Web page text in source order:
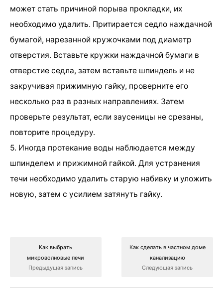
может стать причиной порыва прокладки, их
необходимо удалить. Притирается седло наждачной
бумагой, нарезанной кружочками под диаметр
отверстия. Вставьте кружки наждачной бумаги в
отверстие седла, затем вставьте шпиндель и не
закручивая прижимную гайку, проверните его
несколько раз в разных направлениях. Затем
проверьте результат, если заусеницы не срезаны,
повторите процедуру.
5. Иногда протекание воды наблюдается между
шпинделем и прижимной гайкой. Для устранения
течи необходимо удалить старую набивку и уложить
новую, затем с усилием затянуть гайку.
Как выбрать
микроволновые печи
Предыдущая запись
Как сделать в частном доме
канализацию
Следующая запись